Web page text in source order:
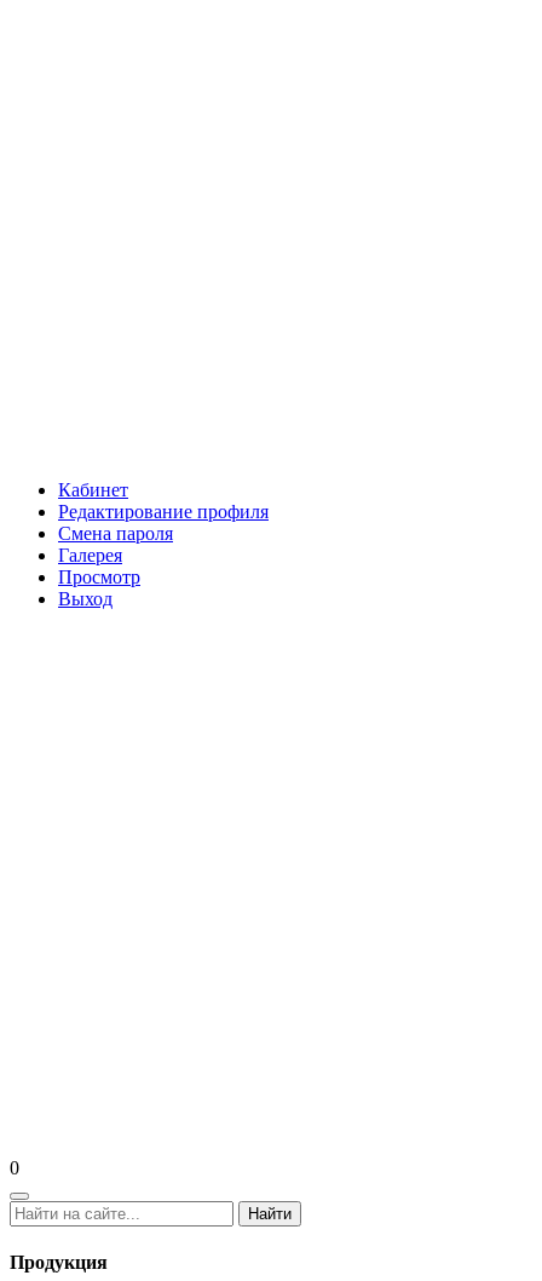
Кабинет
Редактирование профиля
Смена пароля
Галерея
Просмотр
Выход
0
Найти
Продукция